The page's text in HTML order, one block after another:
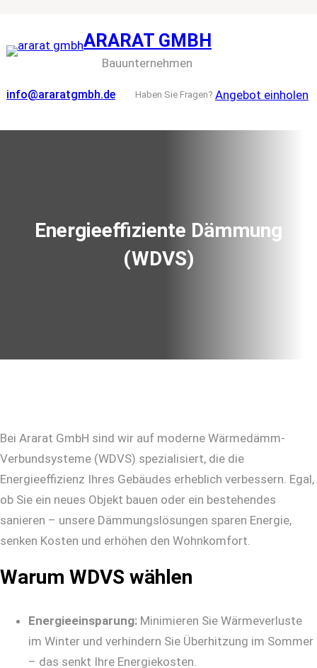
springen
ARARAT GMBH
Bauunternehmen
info@araratgmbh.de Haben Sie Fragen? Angebot einholen
Energieeffiziente Dämmung
(WDVS)
Bei Ararat GmbH sind wir auf moderne Wärmedämm-
Verbundsysteme (WDVS) spezialisiert, die die
Energieeffizienz Ihres Gebäudes erheblich verbessern. Egal,
ob Sie ein neues Objekt bauen oder ein bestehendes
sanieren – unsere Dämmungslösungen sparen Energie,
senken Kosten und erhöhen den Wohnkomfort.
Warum WDVS wählen
Energieeinsparung: Minimieren Sie Wärmeverluste
im Winter und verhindern Sie Überhitzung im Sommer
– das senkt Ihre Energiekosten.